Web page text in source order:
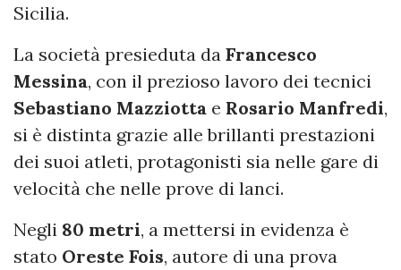
Sicilia.
La società presieduta da Francesco
Messina, con il prezioso lavoro dei tecnici
Sebastiano Mazziotta e Rosario Manfredi,
si è distinta grazie alle brillanti prestazioni
dei suoi atleti, protagonisti sia nelle gare di
velocità che nelle prove di lanci.
Negli 80 metri, a mettersi in evidenza è
stato Oreste Fois, autore di una prova